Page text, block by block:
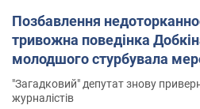
Позбавлення
тривожна поведінка
молодшого стурбувала
"Загадковий" депутат знову
журналістів